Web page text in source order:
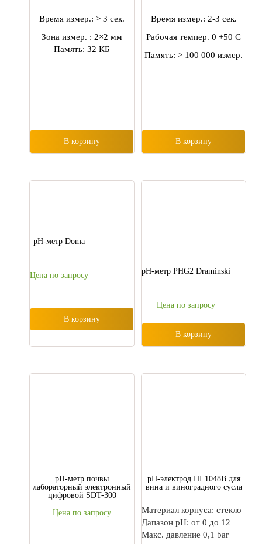
Время измер.: > 3 сек.
Зона измер. : 2×2 мм
Память: 32 КБ
В корзину
Время измер.: 2-3 сек.
Рабочая темпер. 0 +50 С
Память: > 100 000 измер.
В корзину
pH-метр Doma
Цена по запросу
В корзину
pH-метр PHG2 Draminski
Цена по запросу
В корзину
pH-метр почвы
лабораторный электронный
цифровой SDT-300
Цена по запросу
pH-электрод HI 1048B для
вина и виноградного сусла
Материал корпуса: стекло
Дапазон pH: от 0 дo 12
Макс. давление 0,1 bar